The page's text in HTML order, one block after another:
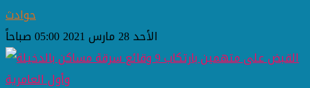
حوادث
الأحد 28 مارس 2021 05:00 صباحاً